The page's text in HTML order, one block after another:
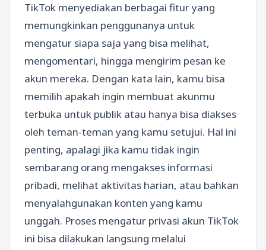
TikTok menyediakan berbagai fitur yang
memungkinkan penggunanya untuk
mengatur siapa saja yang bisa melihat,
mengomentari, hingga mengirim pesan ke
akun mereka. Dengan kata lain, kamu bisa
memilih apakah ingin membuat akunmu
terbuka untuk publik atau hanya bisa diakses
oleh teman-teman yang kamu setujui. Hal ini
penting, apalagi jika kamu tidak ingin
sembarang orang mengakses informasi
pribadi, melihat aktivitas harian, atau bahkan
menyalahgunakan konten yang kamu
unggah. Proses mengatur privasi akun TikTok
ini bisa dilakukan langsung melalui